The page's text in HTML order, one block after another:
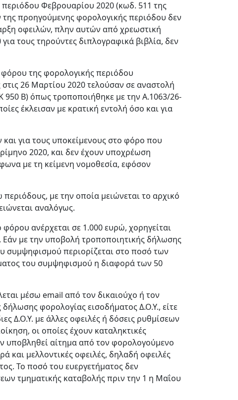
Φεβρουαρίου 2020 (κωδ. 511 της
προηγούμενης φορολογικής περιόδου δεν
οφειλών, πλην αυτών από χρεωστική
τους τηρούντες διπλογραφικά βιβλία, δεν
της φορολογικής περιόδου
στις 26 Μαρτίου 2020 τελούσαν σε αναστολή
Β) όπως τροποποιήθηκε με την Α.1063/26-
έκλεισαν με κρατική εντολή όσο και για
για τους υποκείμενους στο φόρο που
2020, και δεν έχουν υποχρέωση
με τη κείμενη νομοθεσία, εφόσον
με την οποία μειώνεται το αρχικό
αναλόγως.
ανέρχεται σε 1.000 ευρώ, χορηγείται
με την υποβολή τροποποιητικής δήλωσης
συμψηφισμού περιορίζεται στο ποσό των
του συμψηφισμού η διαφορά των 50
μέσω email από τον δικαιούχο ή τον
φορολογίας εισοδήματος Δ.Ο.Υ., είτε
Δ.Ο.Υ. με άλλες οφειλές ή δόσεις ρυθμίσεων
οι οποίες έχουν καταληκτικές
υποβληθεί αίτημα από τον φορολογούμενο
και μελλοντικές οφειλές, δηλαδή οφειλές
Το ποσό του ευεργετήματος δεν
τμηματικής καταβολής πριν την 1 η Μαΐου